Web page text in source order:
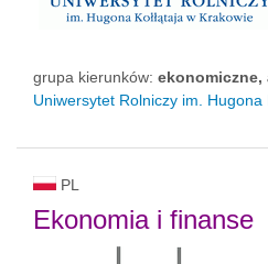
grupa kierunków:
Uniwersytet Rolniczy im. Hugona
PL
Ekonomia i finanse